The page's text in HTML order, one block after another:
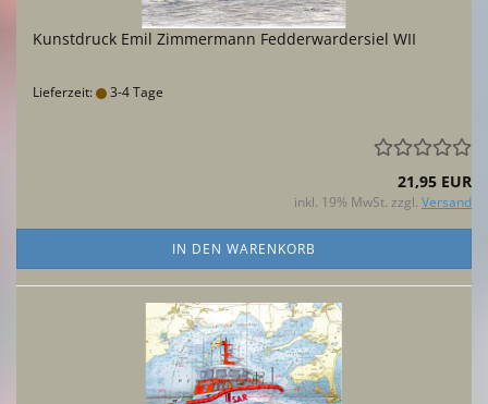
Kunstdruck Emil Zimmermann Fedderwardersiel WII
Lieferzeit: 3-4 Tage
21,95 EUR
inkl. 19% MwSt. zzgl. Versand
IN DEN WARENKORB